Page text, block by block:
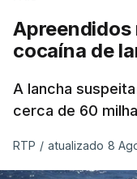
Apreendidos
cocaína de
A lancha
cerca de 60
RTP / atualizado 8